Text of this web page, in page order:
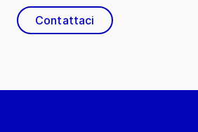
Contattaci